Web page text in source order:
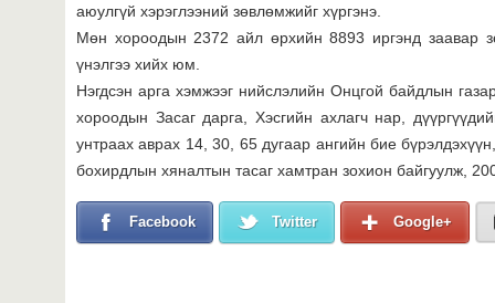
аюулгүй хэрэглээний зөвлөмжийг хүргэнэ.
Мөн хороодын 2372 айл өрхийн 8893 иргэнд заавар
үнэлгээ хийх юм.
Нэгдсэн арга хэмжээг нийслэлийн Онцгой байдлын
хороодын Засаг дарга, Хэсгийн ахлагч нар,
унтраах аврах 14, 30, 65 дугаар ангийн бие
бохирдлын хяналтын тасаг хамтран зохион байгуулж,
Facebook Twitter Google+